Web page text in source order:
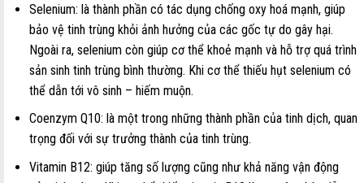
Selenium: là thành phần có tác dụng chống oxy hoá mạnh, giúp
bảo vệ tinh trùng khỏi ảnh hưởng của các gốc tự do gây hại.
Ngoài ra, selenium còn giúp cơ thể khoẻ mạnh và hỗ trợ quá trình
sản sinh tinh trùng bình thường. Khi cơ thể thiếu hụt selenium có
thể dẫn tới vô sinh – hiếm muộn.
Coenzym Q10: là một trong những thành phần của tinh dịch, quan
trọng đối với sự trưởng thành của tinh trùng.
Vitamin B12: giúp tăng số lượng cũng như khả năng vận động